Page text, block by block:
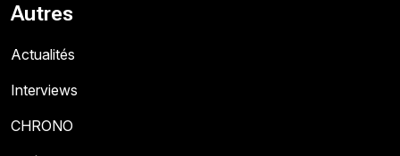
Autres
Actualités
Interviews
CHRONO